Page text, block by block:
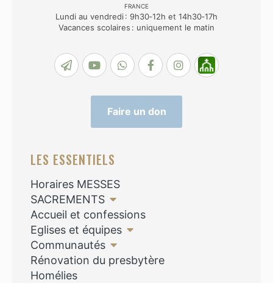
FRANCE
Lundi au vendredi : 9h30‑12h et 14h30‑17h
Vacances scolaires : uniquement le matin
Faire un don
LES ESSENTIELS
Horaires MESSES
SACREMENTS
Accueil et confessions
Eglises et équipes
Communautés
Rénovation du presbytère
Homélies